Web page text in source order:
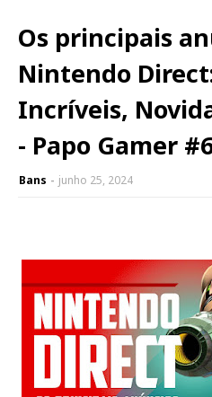
Os principais
Nintendo
Incríveis,
- Papo Gamer
Bans junho 25, 2024